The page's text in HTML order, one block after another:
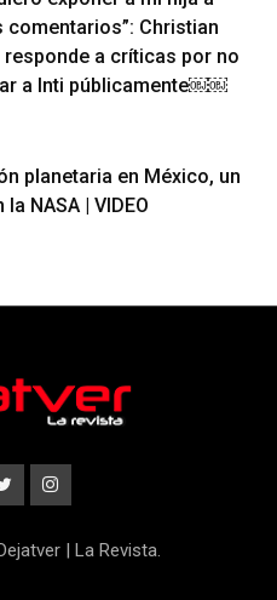
comentarios”: Christian
responde a críticas por no
a Inti públicamente￼￼
planetaria en México, un
NASA | VIDEO
| La Revista.